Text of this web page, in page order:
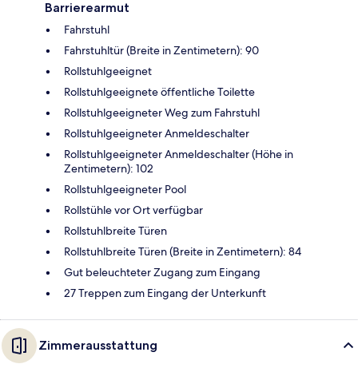
Barrierearmut
Fahrstuhl
Fahrstuhltür (Breite in Zentimetern): 90
Rollstuhlgeeignet
Rollstuhlgeeignete öffentliche Toilette
Rollstuhlgeeigneter Weg zum Fahrstuhl
Rollstuhlgeeigneter Anmeldeschalter
Rollstuhlgeeigneter Anmeldeschalter (Höhe in
Zentimetern): 102
Rollstuhlgeeigneter Pool
Rollstühle vor Ort verfügbar
Rollstuhlbreite Türen
Rollstuhlbreite Türen (Breite in Zentimetern): 84
Gut beleuchteter Zugang zum Eingang
27 Treppen zum Eingang der Unterkunft
Zimmerausstattung